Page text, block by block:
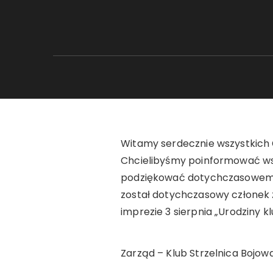
Witamy serdecznie wszystkich
Chcielibyśmy poinformować
podziękować
został dotychczasowy
imprezie 3 sierpnia „Urodziny
Zarząd – Klub Strzelnica